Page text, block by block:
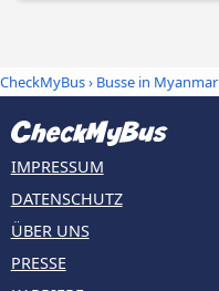
CheckMyBus› Busse in Myanmar
IMPRESSUM
DATENSCHUTZ
ÜBER UNS
PRESSE